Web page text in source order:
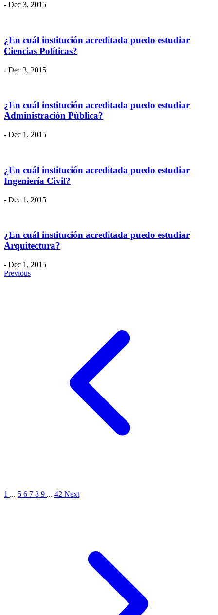
- Dec 3, 2015
¿En cuál institución acreditada puedo estudiar
Ciencias Políticas?
- Dec 3, 2015
¿En cuál institución acreditada puedo estudiar
Administración Pública?
- Dec 1, 2015
¿En cuál institución acreditada puedo estudiar
Ingeniería Civil?
- Dec 1, 2015
¿En cuál institución acreditada puedo estudiar
Arquitectura?
- Dec 1, 2015
Previous
1 ... 5 6 7 8 9 ... 42 Next